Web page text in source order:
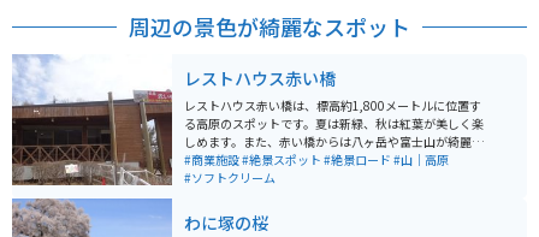
周辺の景色が綺麗なスポット
レストハウス赤い橋
レストハウス赤い橋は、標高約1,800メートルに位置す
る高原のスポットです。夏は新緑、秋は紅葉が美しく楽
しめます。また、赤い橋からは八ヶ岳や富士山が綺麗に
見えるため、橋下を上空から眺めることができる貴重な
スポットです。 レストハウス赤い橋では、有名なソフト
ます。
#商業施設#絶景スポット #絶景ロード #山｜高原
#ソフトクリーム
わに塚の桜